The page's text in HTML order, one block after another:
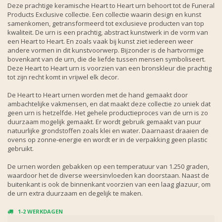
Deze prachtige keramische Heart to Heart urn behoort tot de Funeral
Products Exclusive collectie. Een collectie waarin design en kunst
samenkomen, getransformeerd tot exclusieve producten van top
kwaliteit. De urn is een prachtig, abstract kunstwerk in de vorm van
een Heart to Heart. En zoals vaak bij kunst ziet iedereen weer
andere vormen in dit kunstvoorwerp. Bijzonder is de hartvormige
bovenkant van de urn, die de liefde tussen mensen symboliseert.
Deze Heart to Heart urn is voorzien van een bronskleur die prachtig
tot zijn recht komt in vrijwel elk decor.
De Heart to Heart urnen worden met de hand gemaakt door
ambachtelijke vakmensen, en dat maakt deze collectie zo uniek dat
geen urn is hetzelfde. Het gehele productieproces van de urn is zo
duurzaam mogelijk gemaakt. Er wordt gebruik gemaakt van puur
natuurlijke grondstoffen zoals klei en water. Daarnaast draaien de
ovens op zonne-energie en wordt er in de verpakking geen plastic
gebruikt.
De urnen worden gebakken op een temperatuur van 1.250 graden,
waardoor het de diverse weersinvloeden kan doorstaan. Naast de
buitenkant is ook de binnenkant voorzien van een laag glazuur, om
de urn extra duurzaam en degelijk te maken.
1-2 WERKDAGEN